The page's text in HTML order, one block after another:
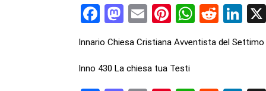
Facebook
Mastodon
EmailPinterest
Innario Chiesa Cristiana Avventista del Settimo
Inno 430 La chiesa tua Testi